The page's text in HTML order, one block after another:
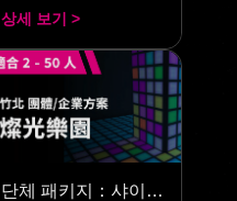
상세 보기 >
단체 패키지：샤이닝 파크